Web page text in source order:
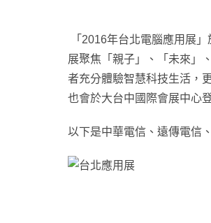
「2016年台北電腦應用展
展聚焦「親子」、「未來」
者充分體驗智慧科技生活，
也會於大台中國際會展中心
以下是中華電信、遠傳電信